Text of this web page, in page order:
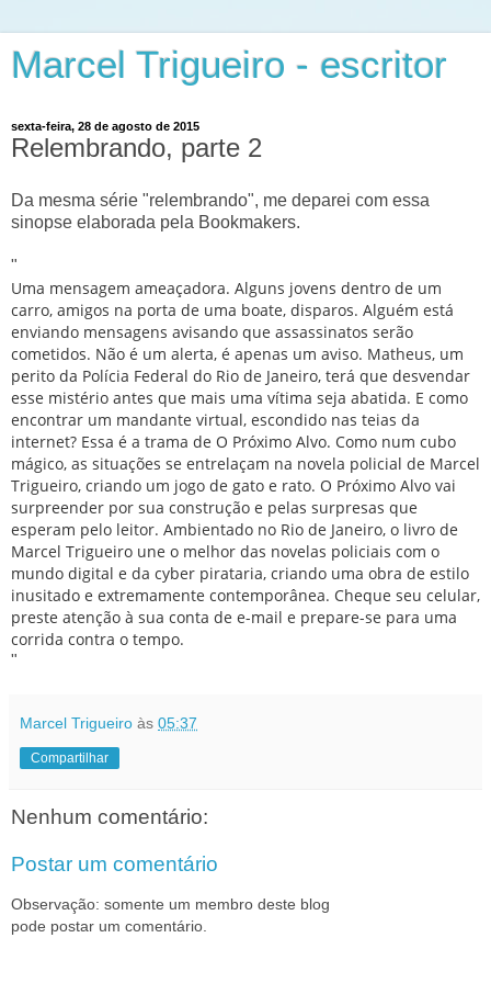
Marcel Trigueiro - escritor
sexta-feira, 28 de agosto de 2015
Relembrando, parte 2
Da mesma série "relembrando", me deparei com essa
sinopse elaborada pela Bookmakers.
"
Uma mensagem ameaçadora. Alguns jovens dentro de um
carro, amigos na porta de uma boate, disparos. Alguém está
enviando mensagens avisando que assassinatos serão
cometidos. Não é um alerta, é apenas um aviso. Matheus, um
perito da Polícia Federal do Rio de Janeiro, terá que desvendar
esse mistério antes que mais uma vítima seja abatida. E como
encontrar um mandante virtual, escondido nas teias da
internet? Essa é a trama de O Próximo Alvo. Como num cubo
mágico, as situações se entrelaçam na novela policial de Marcel
Trigueiro, criando um jogo de gato e rato. O Próximo Alvo vai
surpreender por sua construção e pelas surpresas que
esperam pelo leitor. Ambientado no Rio de Janeiro, o livro de
Marcel Trigueiro une o melhor das novelas policiais com o
mundo digital e da cyber pirataria, criando uma obra de estilo
inusitado e extremamente contemporânea. Cheque seu celular,
preste atenção à sua conta de e-mail e prepare-se para uma
corrida contra o tempo.
"
Marcel Trigueiro às 05:37
Compartilhar
Nenhum comentário:
Postar um comentário
Observação: somente um membro deste blog
pode postar um comentário.